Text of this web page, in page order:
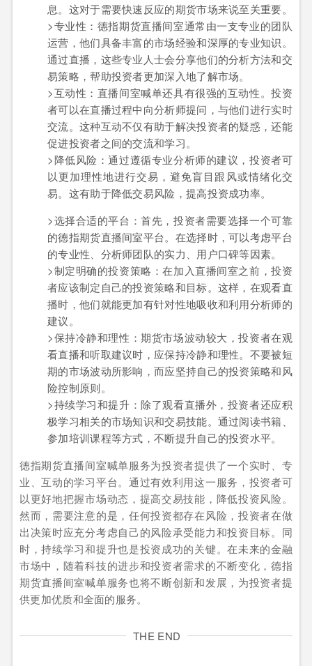
息。这对于需要快速反应的期货市场来说至关重要。
>专业性：德指期货直播间室通常由一支专业的团队
运营，他们具备丰富的市场经验和深厚的专业知识。
通过直播，这些专业人士会分享他们的分析方法和交
易策略，帮助投资者更加深入地了解市场。
>互动性：直播间室喊单还具有很强的互动性。投资
者可以在直播过程中向分析师提问，与他们进行实时
交流。这种互动不仅有助于解决投资者的疑惑，还能
促进投资者之间的交流和学习。
>降低风险：通过遵循专业分析师的建议，投资者可
以更加理性地进行交易，避免盲目跟风或情绪化交
易。这有助于降低交易风险，提高投资成功率。
>选择合适的平台：首先，投资者需要选择一个可靠
的德指期货直播间室平台。在选择时，可以考虑平台
的专业性、分析师团队的实力、用户口碑等因素。
>制定明确的投资策略：在加入直播间室之前，投资
者应该制定自己的投资策略和目标。这样，在观看直
播时，他们就能更加有针对性地吸收和利用分析师的
建议。
>保持冷静和理性：期货市场波动较大，投资者在观
看直播和听取建议时，应保持冷静和理性。不要被短
期的市场波动所影响，而应坚持自己的投资策略和风
险控制原则。
>持续学习和提升：除了观看直播外，投资者还应积
极学习相关的市场知识和交易技能。通过阅读书籍、
参加培训课程等方式，不断提升自己的投资水平。
德指期货直播间室喊单服务为投资者提供了一个实时、专
业、互动的学习平台。通过有效利用这一服务，投资者可
以更好地把握市场动态，提高交易技能，降低投资风险。
然而，需要注意的是，任何投资都存在风险，投资者在做
出决策时应充分考虑自己的风险承受能力和投资目标。同
时，持续学习和提升也是投资成功的关键。在未来的金融
市场中，随着科技的进步和投资者需求的不断变化，德指
期货直播间室喊单服务也将不断创新和发展，为投资者提
供更加优质和全面的服务。
THE END